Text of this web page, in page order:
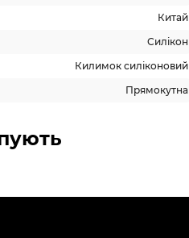
Китай
Силікон
Килимок силіконовий
Прямокутна